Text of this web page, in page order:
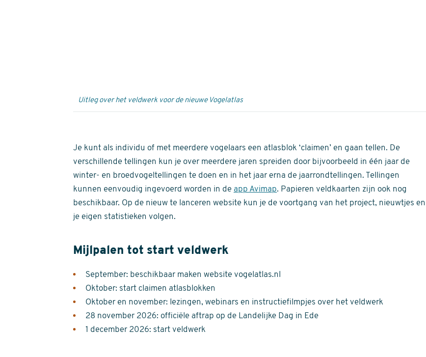
Uitleg over het veldwerk voor de nieuwe Vogelatlas
Je kunt als individu of met meerdere vogelaars een atlasblok ‘claimen’ en gaan tellen. De
verschillende tellingen kun je over meerdere jaren spreiden door bijvoorbeeld in één jaar de
winter- en broedvogeltellingen te doen en in het jaar erna de jaarrondtellingen. Tellingen
kunnen eenvoudig ingevoerd worden in de app Avimap. Papieren veldkaarten zijn ook nog
beschikbaar. Op de nieuw te lanceren website kun je de voortgang van het project, nieuwtjes en
je eigen statistieken volgen.
Mijlpalen tot start veldwerk
September: beschikbaar maken website vogelatlas.nl
Oktober: start claimen atlasblokken
Oktober en november: lezingen, webinars en instructiefilmpjes over het veldwerk
28 november 2026: officiële aftrap op de Landelijke Dag in Ede
1 december 2026: start veldwerk